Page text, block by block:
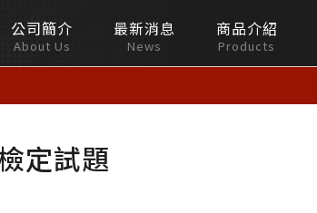
公司簡介
About Us
最新消息
News
商品介紹
Products
定試題